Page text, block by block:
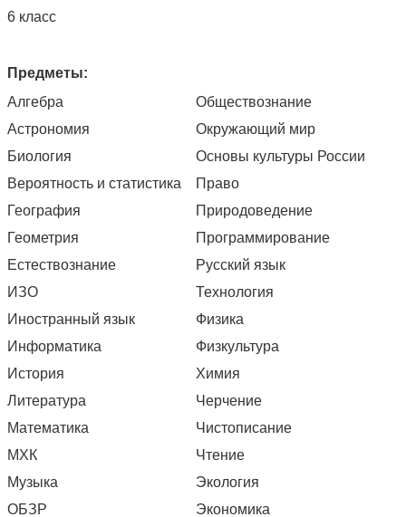
6 класс
Предметы:
Алгебра
Астрономия
Биология
Вероятность и статистика
География
Геометрия
Естествознание
ИЗО
Иностранный язык
Информатика
История
Литература
Математика
МХК
Музыка
ОБЗР
Обществознание
Окружающий мир
Основы культуры России
Право
Природоведение
Программирование
Русский язык
Технология
Физика
Физкультура
Химия
Черчение
Чистописание
Чтение
Экология
Экономика